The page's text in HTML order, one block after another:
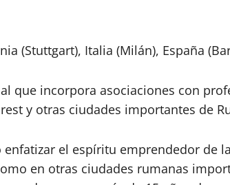
(Stuttgart), Italia (Milán), España
que incorpora asociaciones con
y otras ciudades importantes de
el espíritu emprendedor de
en otras ciudades rumanas